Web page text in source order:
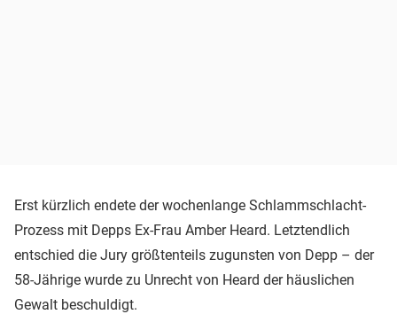
Erst kürzlich endete der wochenlange Schlammschlacht-
Prozess mit Depps Ex-Frau Amber Heard. Letztendlich
entschied die Jury größtenteils zugunsten von Depp – der
58-Jährige wurde zu Unrecht von Heard der häuslichen
Gewalt beschuldigt.